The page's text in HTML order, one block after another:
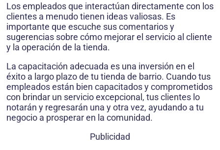
Los empleados que interactúan directamente con los
clientes a menudo tienen ideas valiosas. Es
importante que escuche sus comentarios y
sugerencias sobre cómo mejorar el servicio al cliente
y la operación de la tienda.
La capacitación adecuada es una inversión en el
éxito a largo plazo de tu tienda de barrio. Cuando tus
empleados están bien capacitados y comprometidos
con brindar un servicio excepcional, tus clientes lo
notarán y regresarán una y otra vez, ayudando a tu
negocio a prosperar en la comunidad.
Publicidad